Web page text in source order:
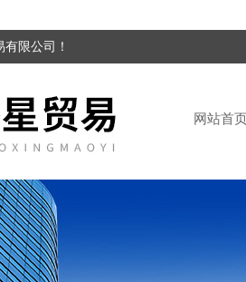
限公司！
网站首